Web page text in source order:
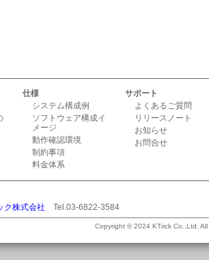
仕様
システム構成例
ソフトウェア構成イ
メージ
動作確認環境
制約事項
料金体系
サポート
よくあるご質問
リリースノート
お知らせ
お問合せ
ク株式会社 Tel.03-6822-3584
Copyright © 2024 KTrick Co.,Ltd.